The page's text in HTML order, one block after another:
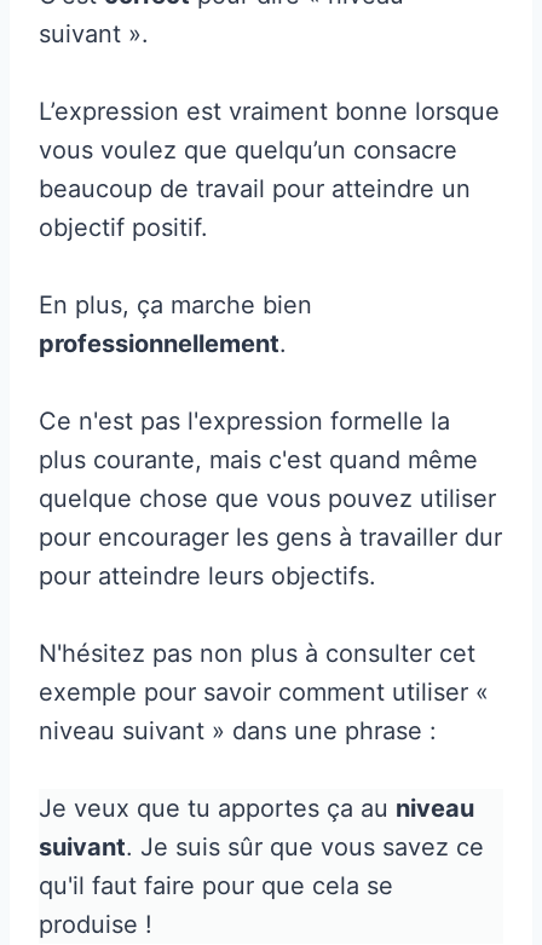
suivant ».
L’expression est vraiment bonne lorsque
vous voulez que quelqu’un consacre
beaucoup de travail pour atteindre un
objectif positif.
En plus, ça marche bien
professionnellement.
Ce n'est pas l'expression formelle la
plus courante, mais c'est quand même
quelque chose que vous pouvez utiliser
pour encourager les gens à travailler dur
pour atteindre leurs objectifs.
N'hésitez pas non plus à consulter cet
exemple pour savoir comment utiliser «
niveau suivant » dans une phrase :
Je veux que tu apportes ça au niveau
suivant. Je suis sûr que vous savez ce
qu'il faut faire pour que cela se
produise !